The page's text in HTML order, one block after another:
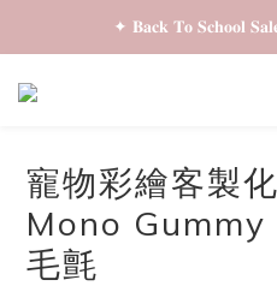
✦ 𝐁𝐚𝐜𝐤 𝐓𝐨 𝐒𝐜𝐡𝐨𝐨𝐥
✦ 𝐁𝐚𝐜𝐤 𝐓𝐨 𝐒𝐜𝐡𝐨𝐨𝐥
✦ 全店購物滿 𝐇𝐊𝐃𝟑𝟓𝟎 即
寵物彩繪客製
Mono Gummy
毛氈